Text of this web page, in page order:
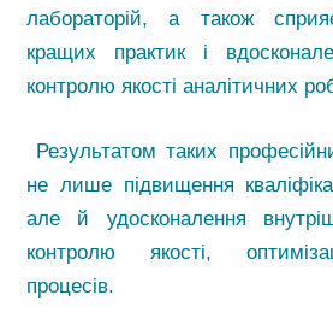
лабораторій, а також
кращих практик і
контролю якості аналітичних
Результатом таких
не лише підвищення
але й удосконалення
контролю якості,
процесів.